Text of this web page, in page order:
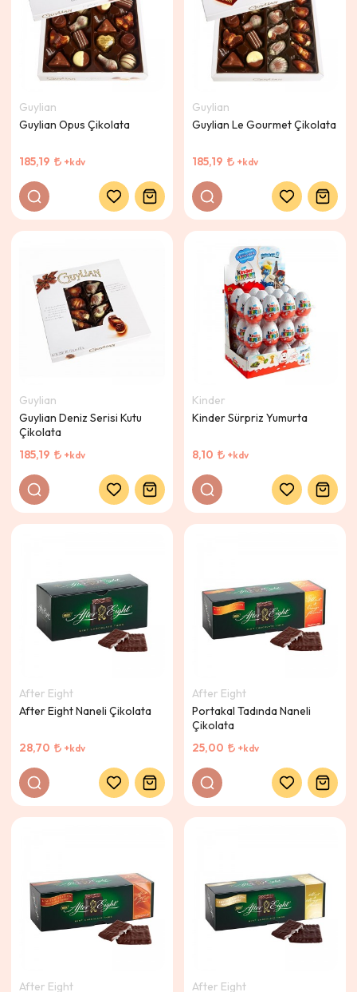
Guylian
Guylian Opus Çikolata
185,19 +kdv
Guylian
Guylian Le Gourmet Çikolata
185,19 +kdv
Guylian
Guylian Deniz Serisi Kutu
Çikolata
185,19
+kdv
Kinder
Kinder Sürpriz Yumurta
8,10 +kdv
After Eight
After Eight Naneli Çikolata
28,70 +kdv
After Eight
Portakal Tadında Naneli
Çikolata
25,00
+kdv
After Eight After Eight